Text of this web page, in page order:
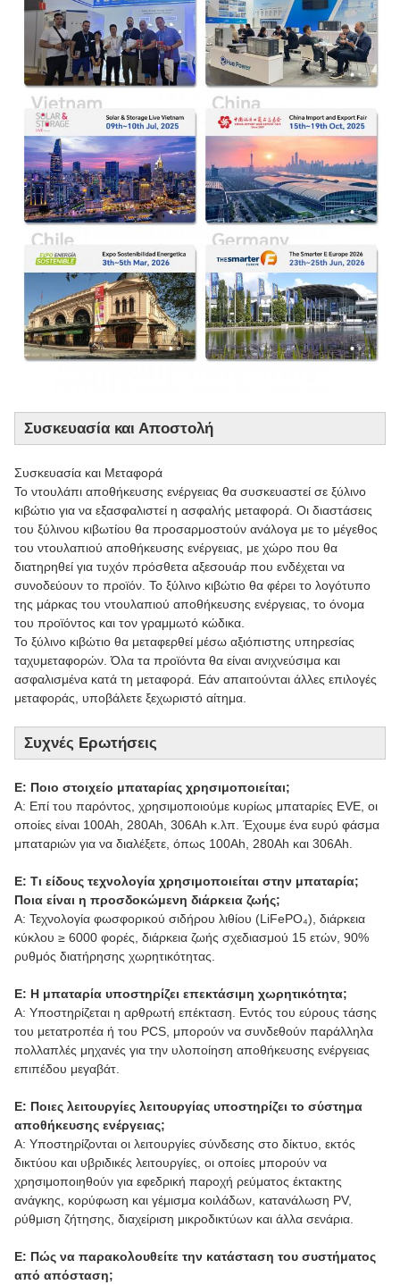
Συσκευασία και Αποστολή
Συσκευασία και Μεταφορά
Το ντουλάπι αποθήκευσης ενέργειας θα συσκευαστεί σε ξύλινο
κιβώτιο για να εξασφαλιστεί η ασφαλής μεταφορά. Οι διαστάσεις
του ξύλινου κιβωτίου θα προσαρμοστούν ανάλογα με το μέγεθος
του ντουλαπιού αποθήκευσης ενέργειας, με χώρο που θα
διατηρηθεί για τυχόν πρόσθετα αξεσουάρ που ενδέχεται να
συνοδεύουν το προϊόν. Το ξύλινο κιβώτιο θα φέρει το λογότυπο
της μάρκας του ντουλαπιού αποθήκευσης ενέργειας, το όνομα
του προϊόντος και τον γραμμωτό κώδικα.
Το ξύλινο κιβώτιο θα μεταφερθεί μέσω αξιόπιστης υπηρεσίας
ταχυμεταφορών. Όλα τα προϊόντα θα είναι ανιχνεύσιμα και
ασφαλισμένα κατά τη μεταφορά. Εάν απαιτούνται άλλες επιλογές
μεταφοράς, υποβάλετε ξεχωριστό αίτημα.
Συχνές Ερωτήσεις
Ε: Ποιο στοιχείο μπαταρίας χρησιμοποιείται;
Α: Επί του παρόντος, χρησιμοποιούμε κυρίως μπαταρίες EVE, οι
οποίες είναι 100Ah, 280Ah, 306Ah κ.λπ. Έχουμε ένα ευρύ φάσμα
μπαταριών για να διαλέξετε, όπως 100Ah, 280Ah και 306Ah.
Ε: Τι είδους τεχνολογία χρησιμοποιείται στην μπαταρία;
Ποια είναι η προσδοκώμενη διάρκεια ζωής;
Α: Τεχνολογία φωσφορικού σιδήρου λιθίου (LiFePO₄), διάρκεια
κύκλου ≥ 6000 φορές, διάρκεια ζωής σχεδιασμού 15 ετών, 90%
ρυθμός διατήρησης χωρητικότητας.
Ε: Η μπαταρία υποστηρίζει επεκτάσιμη χωρητικότητα;
Α: Υποστηρίζεται η αρθρωτή επέκταση. Εντός του εύρους τάσης
του μετατροπέα ή του PCS, μπορούν να συνδεθούν παράλληλα
πολλαπλές μηχανές για την υλοποίηση αποθήκευσης ενέργειας
επιπέδου μεγαβάτ.
Ε: Ποιες λειτουργίες λειτουργίας υποστηρίζει το σύστημα
αποθήκευσης ενέργειας;
Α: Υποστηρίζονται οι λειτουργίες σύνδεσης στο δίκτυο, εκτός
δικτύου και υβριδικές λειτουργίες, οι οποίες μπορούν να
χρησιμοποιηθούν για εφεδρική παροχή ρεύματος έκτακτης
ανάγκης, κορύφωση και γέμισμα κοιλάδων, κατανάλωση PV,
ρύθμιση ζήτησης, διαχείριση μικροδικτύων και άλλα σενάρια.
Ε: Πώς να παρακολουθείτε την κατάσταση του συστήματος
από απόσταση;